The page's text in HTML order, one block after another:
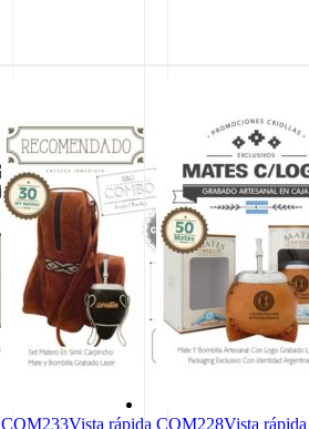
COM233Vista rápida COM228Vista rápida